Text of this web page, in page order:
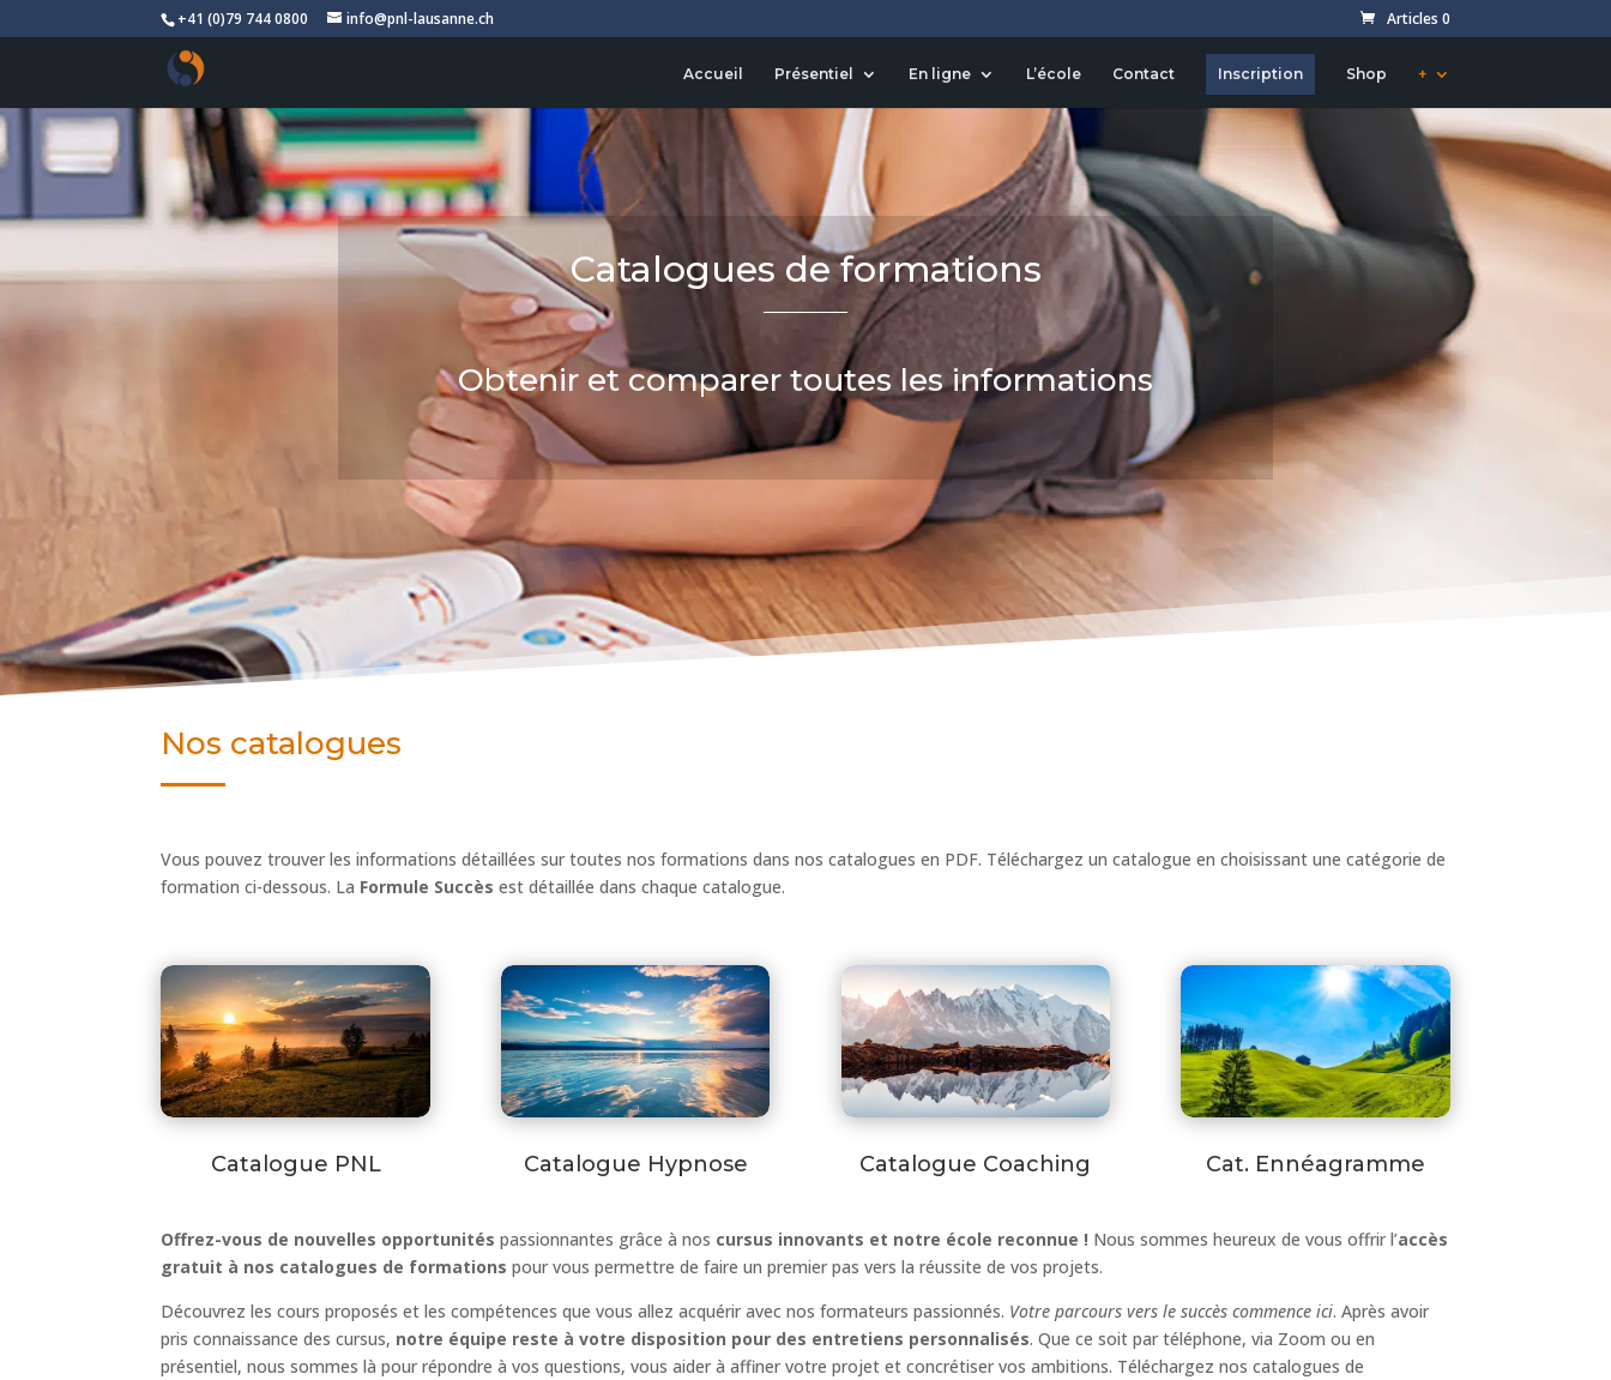
+41 (0)79 744 0800 info@pnl-lausanne.ch Articles 0
Accueil Présentiel En ligne L’école Contact Inscription Shop +
Catalogues de formations
Obtenir et comparer toutes les informations
Nos catalogues
Vous pouvez trouver les informations détaillées sur toutes nos formations dans nos catalogues en PDF. Téléchargez un catalogue en choisissant une catégorie de
formation ci-dessous. La Formule Succès est détaillée dans chaque catalogue.
Catalogue PNL Catalogue Hypnose Catalogue Coaching Cat. Ennéagramme
Offrez-vous de nouvelles opportunités passionnantes grâce à nos cursus innovants et notre école reconnue ! Nous sommes heureux de vous offrir l’accès
gratuit à nos catalogues de formations pour vous permettre de faire un premier pas vers la réussite de vos projets.
Découvrez les cours proposés et les compétences que vous allez acquérir avec nos formateurs passionnés. Votre parcours vers le succès commence ici. Après avoir
pris connaissance des cursus, notre équipe reste à votre disposition pour des entretiens personnalisés. Que ce soit par téléphone, via Zoom ou en
présentiel, nous sommes là pour répondre à vos questions, vous aider à affiner votre projet et concrétiser vos ambitions. Téléchargez nos catalogues de